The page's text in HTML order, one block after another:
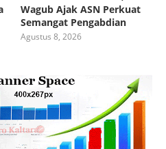
Wagub Ajak ASN Perkuat
Semangat Pengabdian
Agustus 8, 2026